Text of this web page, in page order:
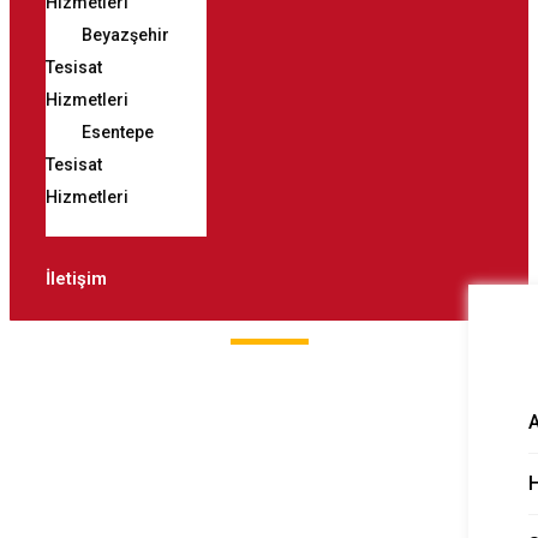
Beyazşehir
Tesisat
Hizmetleri
Esentepe
Tesisat
Hizmetleri
İletişim